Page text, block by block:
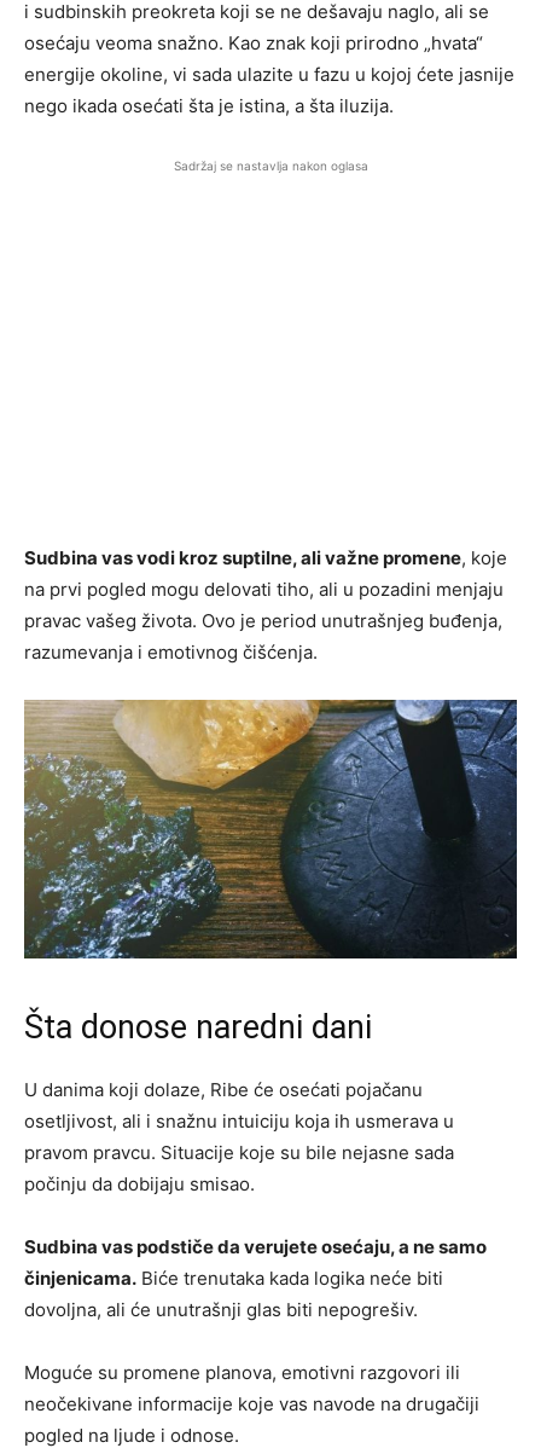
i sudbinskih preokreta koji se ne dešavaju naglo, ali se
osećaju veoma snažno. Kao znak koji prirodno „hvata“
energije okoline, vi sada ulazite u fazu u kojoj ćete jasnije
nego ikada osećati šta je istina, a šta iluzija.
Sadržaj se nastavlja nakon oglasa
Sudbina vas vodi kroz suptilne, ali važne promene, koje
na prvi pogled mogu delovati tiho, ali u pozadini menjaju
pravac vašeg života. Ovo je period unutrašnjeg buđenja,
razumevanja i emotivnog čišćenja.
Šta donose naredni dani
U danima koji dolaze, Ribe će osećati pojačanu
osetljivost, ali i snažnu intuiciju koja ih usmerava u
pravom pravcu. Situacije koje su bile nejasne sada
počinju da dobijaju smisao.
Sudbina vas podstiče da verujete osećaju, a ne samo
činjenicama. Biće trenutaka kada logika neće biti
dovoljna, ali će unutrašnji glas biti nepogrešiv.
Moguće su promene planova, emotivni razgovori ili
neočekivane informacije koje vas navode na drugačiji
pogled na ljude i odnose.